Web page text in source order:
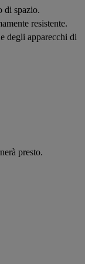
di spazio.
resistente.
degli apparecchi di
presto.